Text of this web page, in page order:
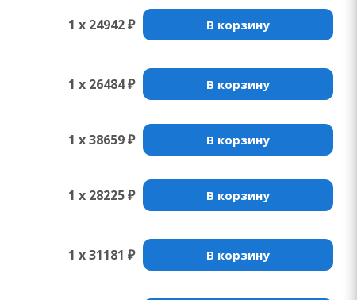
1 x 24942 ₽ В корзину
1 x 26484 ₽ В корзину
1 x 38659 ₽ В корзину
1 x 28225 ₽ В корзину
1 x 31181 ₽ В корзину